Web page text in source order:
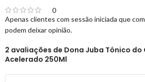
0
2 avaliações de Dona Juba Tónico
Acelerado 250Ml
Apenas clientes com sessão iniciada que
podem deixar opinião.